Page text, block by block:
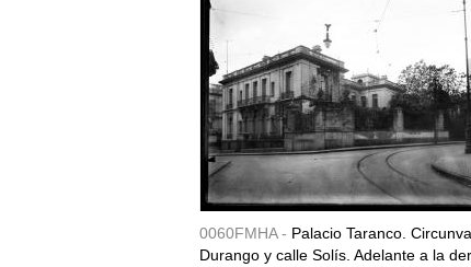
0060FMHA - Palacio Taranco.
Durango y calle Solís. Adelante a la